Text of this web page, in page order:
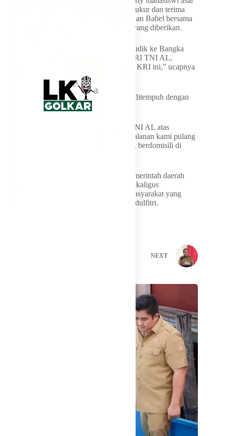
Kabupaten Bangka menyampaikan rasa syukur dan terima
kasih kepada Pemerintah Provinsi Kepulauan Babel bersama
TNI AL atas dukungan transportasi gratis yang diberikan.
“Awalnya saya dan orang tua tidak bisa mudik ke Bangka
karena tiket penuh. Tapi dengan adanya KRI TNI AL,
Alhamdulillah kami bisa pulang pergi naik KRI ini,” ucapnya
Ia juga menyampaikan selama perjalanan ditempuh dengan
rasa aman dan menyenangkan.
“Terima kasih Pak Gubernur dan jajaran TNI AL atas
kepedulian dan perhatian untuk kami. Perjalanan kami pulang
pergi aman dan lancar,” tambah Serly yang berdomisili di
Kegiatan ini menjadi bagian dari upaya pemerintah daerah
dalam mendukung kelancaran arus balik sekaligus
memastikan keamanan dan keselamatan masyarakat yang
kembali ke daerah tujuan usai merayakan Idulfitri.
NEXT